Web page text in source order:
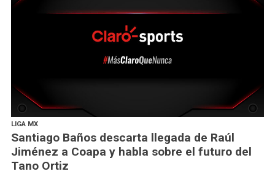
LIGA MX
Santiago Baños descarta llegada de Raúl
Jiménez a Coapa y habla sobre el futuro del
Tano Ortiz